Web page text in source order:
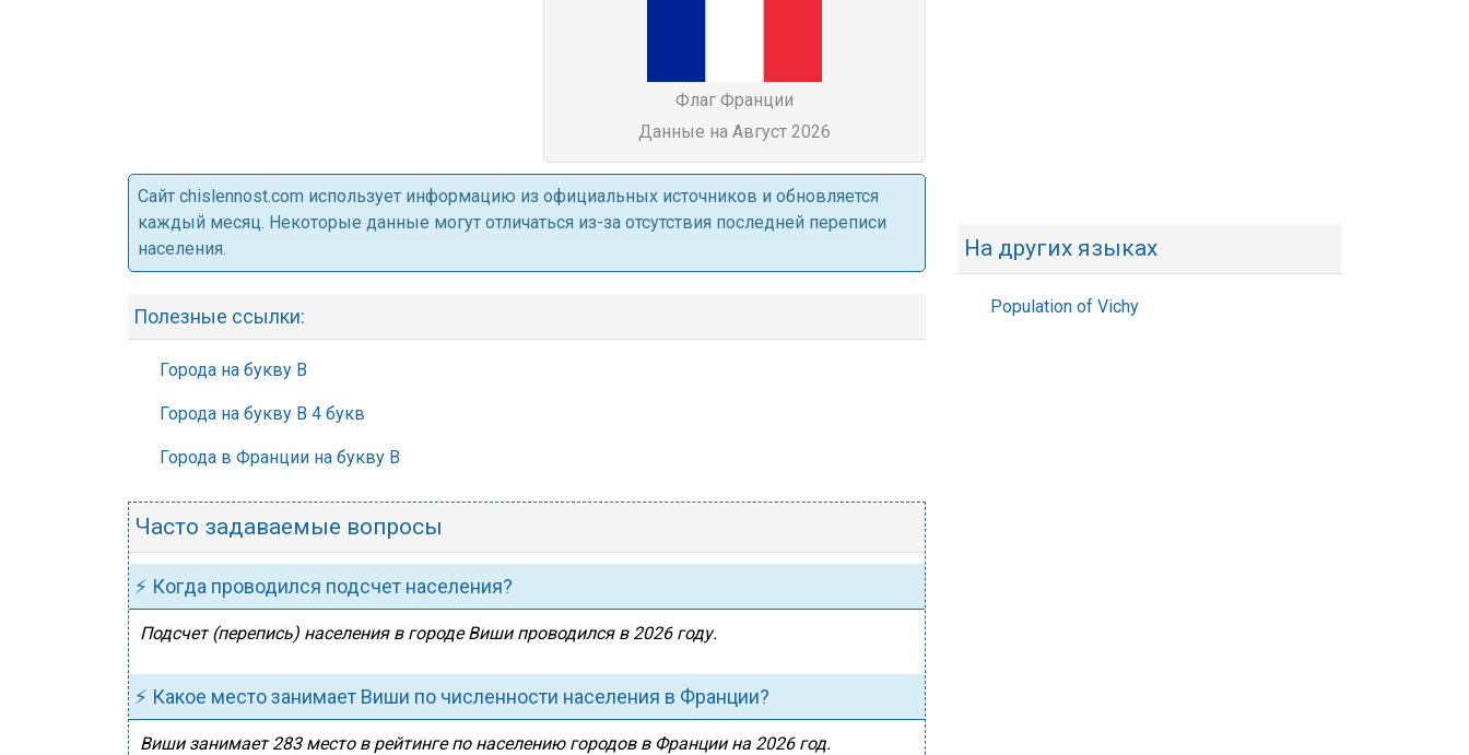
Флаг Франции
Данные на Август 2026
Cайт chislennost.com использует информацию из официальных источников и обновляется
каждый месяц. Некоторые данные могут отличаться из-за отсутствия последней переписи
населения.
Полезные ссылки:
Города на букву В
Города на букву В 4 букв
Города в Франции на букву В
Часто задаваемые вопросы
⚡ Когда проводился подсчет населения?
Подсчет (перепись) населения в городе Виши проводился в 2026 году.
⚡ Какое место занимает Виши по численности населения в Франции?
Виши занимает 283 место в рейтинге по населению городов в Франции на 2026 год.
На других языках
Population of Vichy